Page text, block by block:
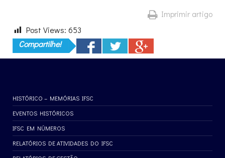
Imprimir artigo
Post Views: 653
Compartilhe!
HISTÓRICO – MEMÓRIAS IFSC
EVENTOS HISTÓRICOS
IFSC EM NÚMEROS
RELATÓRIOS DE ATIVIDADES DO IFSC